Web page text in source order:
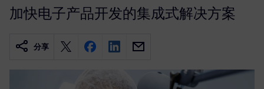
加快电子产品开发的集成式解决方案
分享